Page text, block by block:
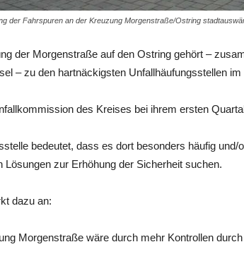
der Fahrspuren an der Kreuzung Morgenstraße/Ostring
der Morgenstraße auf den Ostring gehört –
– zu den hartnäckigsten Unfallhäufungsstellen im
des Kreises bei ihrem ersten
bedeutet, dass es dort besonders häufig
Lösungen zur Erhöhung der Sicherheit suchen.
dazu an:
Morgenstraße wäre durch mehr Kontrollen